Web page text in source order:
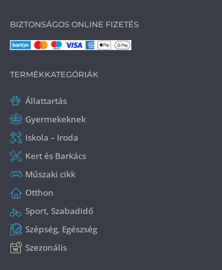
BIZTONSÁGOS ONLINE FIZETÉS
TERMÉKKATEGÓRIÁK
Állattartás
Gyermekeknek
Iskola – Iroda
Kert és Barkács
Műszaki cikk
Otthon
Sport, Szabadidő
Szépség, Egészség
Szezonális